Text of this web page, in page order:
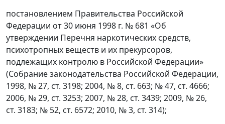
постановлением Правительства Российской
Федерации от 30 июня 1998 г. № 681 «Об
утверждении Перечня наркотических средств,
психотропных веществ и их прекурсоров,
подлежащих контролю в Российской Федерации»
(Собрание законодательства Российской Федерации,
1998, № 27, ст. 3198; 2004, № 8, ст. 663; № 47, ст. 4666;
2006, № 29, ст. 3253; 2007, № 28, ст. 3439; 2009, № 26,
ст. 3183; № 52, ст. 6572; 2010, № 3, ст. 314);